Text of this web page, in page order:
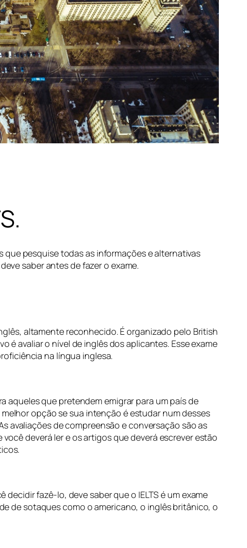
que pesquise todas as informações e alternativas
saber antes de fazer o exame.
altamente reconhecido. É organizado pelo British
é avaliar o nível de inglês dos aplicantes. Esse exame
na língua inglesa.
aqueles que pretendem emigrar para um país de
opção se sua intenção é estudar num desses
avaliações de compreensão e conversação são as
deverá ler e os artigos que deverá escrever estão
fazê-lo, deve saber que o IELTS é um exame
de sotaques como o americano, o inglês britânico, o